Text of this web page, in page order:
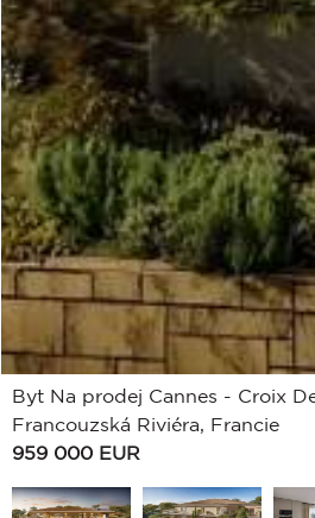
Byt Na prodej Cannes - Croix
Francouzská Riviéra, Francie
959 000 EUR